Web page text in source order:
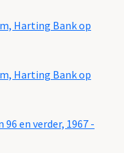
Harting Bank op
Harting Bank op
en verder, 1967 -